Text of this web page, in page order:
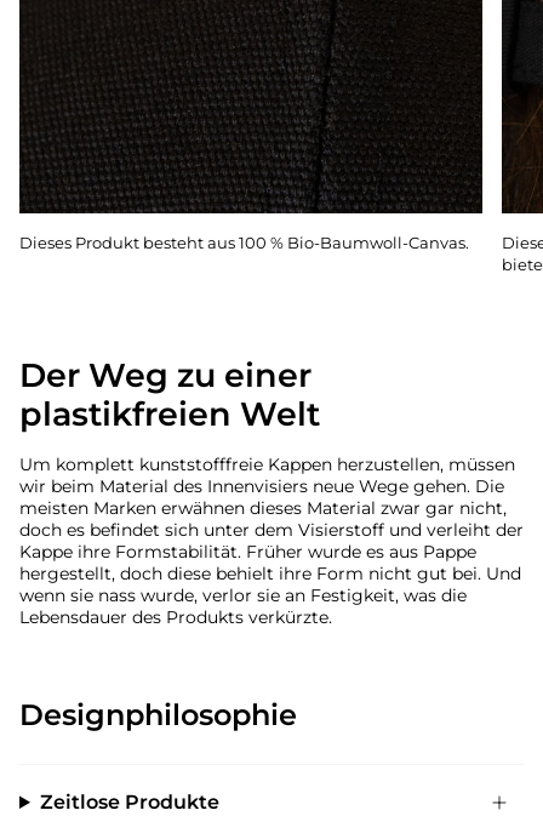
Dieses Produkt besteht aus 100 % Bio-Baumwoll-Canvas.
Der Weg zu einer
plastikfreien Welt
Um komplett kunststofffreie Kappen herzustellen, müssen
wir beim Material des Innenvisiers neue Wege gehen. Die
meisten Marken erwähnen dieses Material zwar gar nicht,
doch es befindet sich unter dem Visierstoff und verleiht der
Kappe ihre Formstabilität. Früher wurde es aus Pappe
hergestellt, doch diese behielt ihre Form nicht gut bei. Und
wenn sie nass wurde, verlor sie an Festigkeit, was die
Lebensdauer des Produkts verkürzte.
Designphilosophie
Zeitlose Produkte